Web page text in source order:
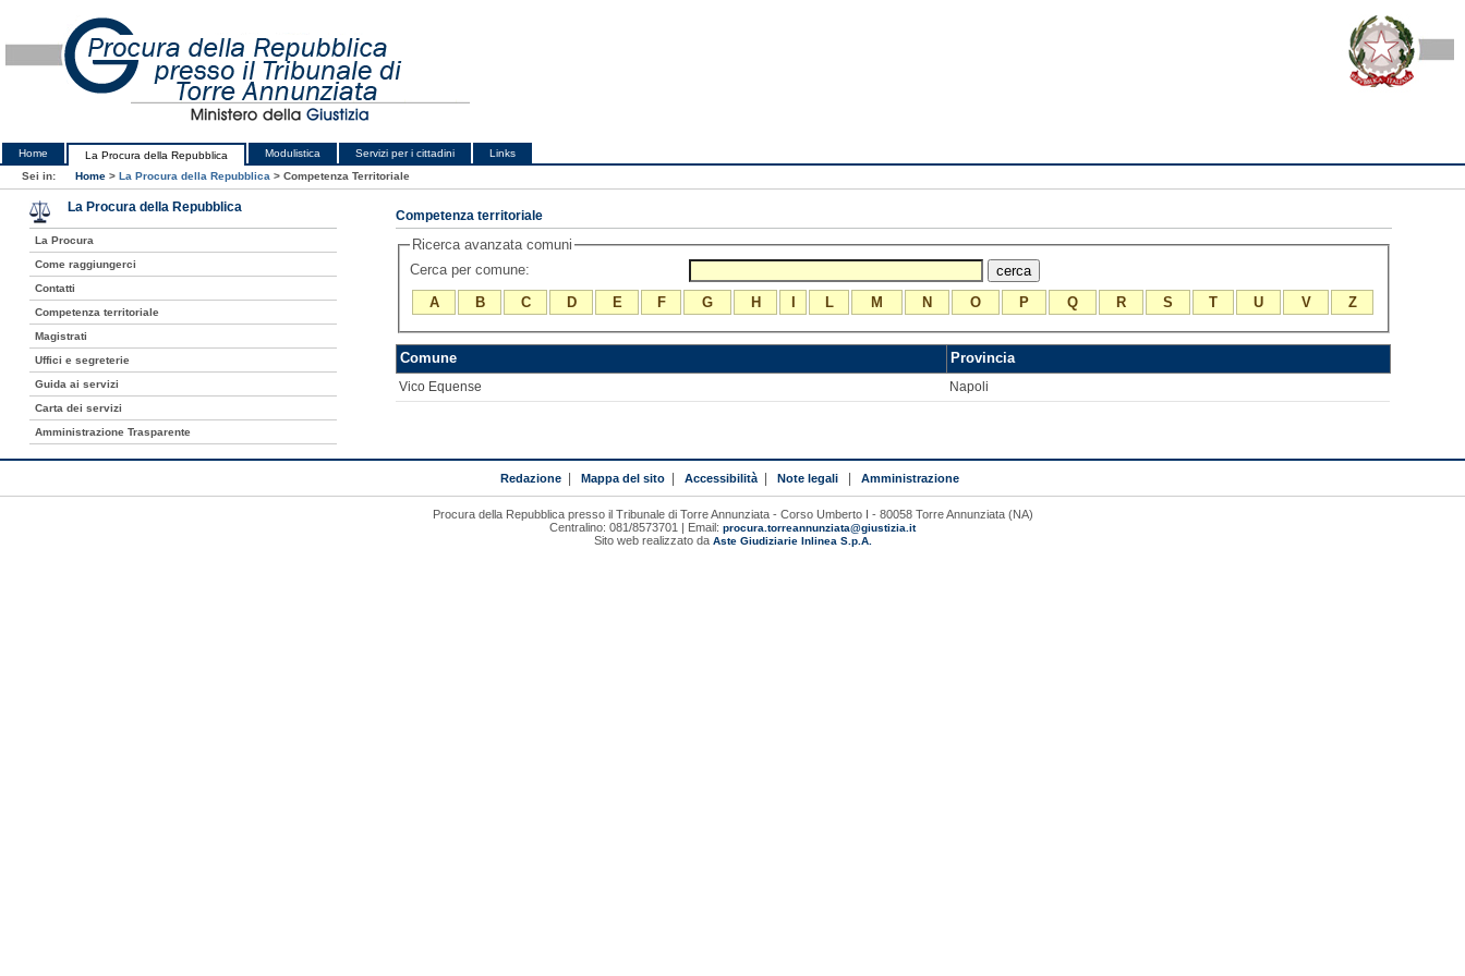
Home La Procura della Repubblica Modulistica Servizi per i cittadini
Links
Sei in:
Home > La Procura della Repubblica > Competenza Territoriale
Competenza territoriale
Ricerca avanzata comuni
Cerca per comune:
A
B C D E F G H L M N O P Q R S T U V Z
Comune Provincia
Vico Equense Napoli
La Procura della Repubblica
La Procura
Come raggiungerci
Contatti
Competenza territoriale
Magistrati
Uffici e segreterie
Guida ai servizi
Carta dei servizi
Amministrazione Trasparente
Redazione| Mappa del sito| Accessibilità| Note legali| Amministrazione
Procura della Repubblica presso il Tribunale di Torre Annunziata - Corso Umberto I - 80058 Torre Annunziata (NA)
Centralino: 081/8573701 | Email: procura.torreannunziata@giustizia.it
Sito web realizzato da Aste Giudiziarie Inlinea S.p.A.